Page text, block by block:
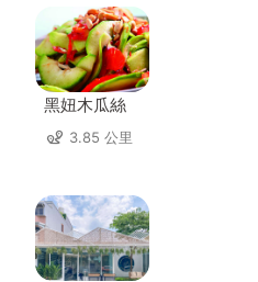
黑妞木瓜絲
3.85 公里